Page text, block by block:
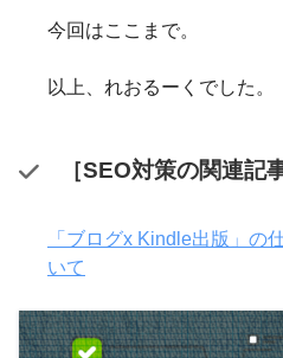
今回はここまで。
以上、れおるーくでした。
［SEO対策の関連記事
「ブログx Kindle出版」の
いて